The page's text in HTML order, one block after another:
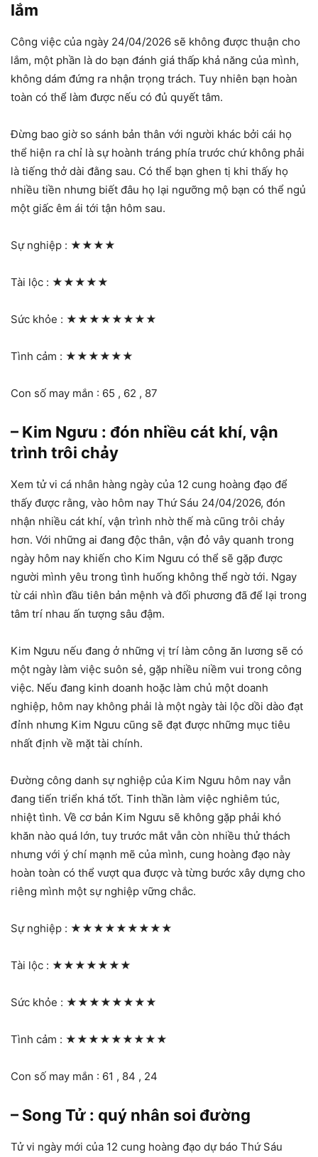
lắm
Công việc của ngày 24/04/2026 sẽ không được thuận cho
lắm, một phần là do bạn đánh giá thấp khả năng của mình,
không dám đứng ra nhận trọng trách. Tuy nhiên bạn hoàn
toàn có thể làm được nếu có đủ quyết tâm.
Đừng bao giờ so sánh bản thân với người khác bởi cái họ
thể hiện ra chỉ là sự hoành tráng phía trước chứ không phải
là tiếng thở dài đằng sau. Có thể bạn ghen tị khi thấy họ
nhiều tiền nhưng biết đâu họ lại ngưỡng mộ bạn có thể ngủ
một giấc êm ái tới tận hôm sau.
Sự nghiệp : ★★★★
Tài lộc : ★★★★★
Sức khỏe : ★★★★★★★★
Tình cảm : ★★★★★★
Con số may mắn : 65 , 62 , 87
– Kim Ngưu : đón nhiều cát khí, vận
trình trôi chảy
Xem tử vi cá nhân hàng ngày của 12 cung hoàng đạo để
thấy được rằng, vào hôm nay Thứ Sáu 24/04/2026, đón
nhận nhiều cát khí, vận trình nhờ thế mà cũng trôi chảy
hơn. Với những ai đang độc thân, vận đỏ vây quanh trong
ngày hôm nay khiến cho Kim Ngưu có thể sẽ gặp được
người mình yêu trong tình huống không thể ngờ tới. Ngay
từ cái nhìn đầu tiên bản mệnh và đối phương đã để lại trong
tâm trí nhau ấn tượng sâu đậm.
Kim Ngưu nếu đang ở những vị trí làm công ăn lương sẽ có
một ngày làm việc suôn sẻ, gặp nhiều niềm vui trong công
việc. Nếu đang kinh doanh hoặc làm chủ một doanh
nghiệp, hôm nay không phải là một ngày tài lộc dồi dào đạt
đỉnh nhưng Kim Ngưu cũng sẽ đạt được những mục tiêu
nhất định về mặt tài chính.
Đường công danh sự nghiệp của Kim Ngưu hôm nay vẫn
đang tiến triển khá tốt. Tinh thần làm việc nghiêm túc,
nhiệt tình. Về cơ bản Kim Ngưu sẽ không gặp phải khó
khăn nào quá lớn, tuy trước mắt vẫn còn nhiều thử thách
nhưng với ý chí mạnh mẽ của mình, cung hoàng đạo này
hoàn toàn có thể vượt qua được và từng bước xây dựng cho
riêng mình một sự nghiệp vững chắc.
Sự nghiệp : ★★★★★★★★★
Tài lộc : ★★★★★★★
Sức khỏe : ★★★★★★★★
Tình cảm : ★★★★★★★★★
Con số may mắn : 61 , 84 , 24
– Song Tử : quý nhân soi đường
Tử vi ngày mới của 12 cung hoàng đạo dự báo Thứ Sáu